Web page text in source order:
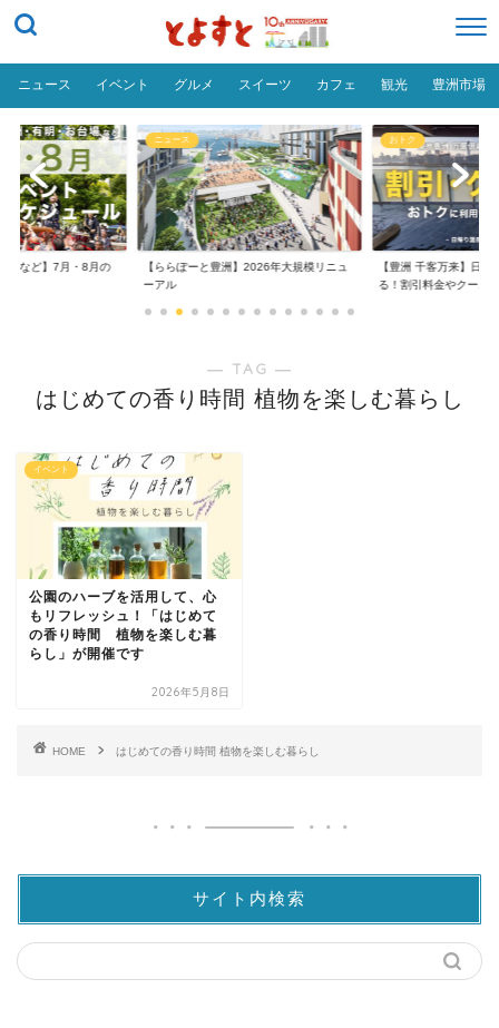
ニュース イベント グルメ スイーツ カフェ 観光 豊洲市場
場など】7月・8月の
ニュース
【ららぽーと豊洲】2026年大規模リニュ
ーアル
おトク
【豊洲 千客万来】日帰
る！割引料金やクーポ...
― TAG ―
はじめての香り時間 植物を楽しむ暮らし
イベント
公園のハーブを活用して、心
もリフレッシュ！「はじめて
の香り時間 植物を楽しむ暮
らし」が開催です
2026年5月8日
HOME はじめての香り時間 植物を楽しむ暮らし
サイト内検索